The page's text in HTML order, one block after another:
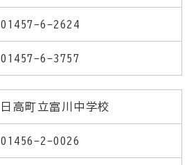
01457-6-2624
01457-6-3757
日高町立富川中学校
01456-2-0026